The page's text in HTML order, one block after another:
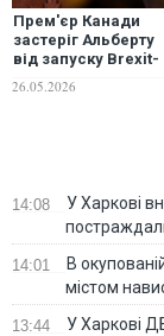
Прем'єр Канади
застеріг Альберту
від запуску Brexit-
26.05.2026
14:08
У Харкові
14:01
В
містом
13:44
У Харкові